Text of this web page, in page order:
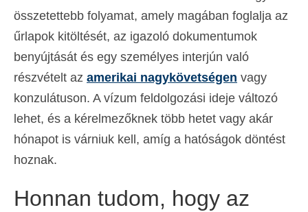
összetettebb folyamat, amely magában foglalja az
űrlapok kitöltését, az igazoló dokumentumok
benyújtását és egy személyes interjún való
részvételt az amerikai nagykövetségen vagy
konzulátuson. A vízum feldolgozási ideje változó
lehet, és a kérelmezőknek több hetet vagy akár
hónapot is várniuk kell, amíg a hatóságok döntést
hoznak.
Honnan tudom, hogy az